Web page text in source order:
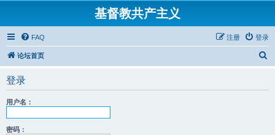
基督教共产主义
FAQ 登录
注册
论坛首页
登录
用户名：
密码：